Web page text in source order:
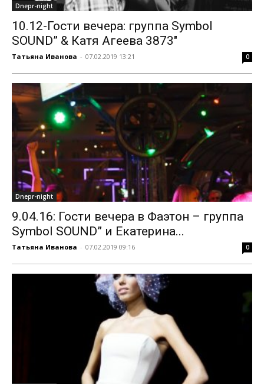
Dnepr-night
10.12-Гости вечера: группа Symbol
SOUND” & Катя Агеева 3873″
Татьяна Иванова - 07.02.2019 13:21 0
Dnepr-night
9.04.16: Гости вечера в Фаэтон – группа
Symbol SOUND” и Екатерина...
Татьяна Иванова - 07.02.2019 09:16 0